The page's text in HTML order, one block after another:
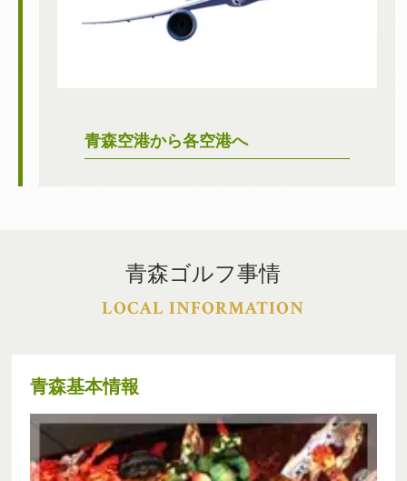
青森空港から各空港へ
青森ゴルフ事情
LOCAL INFORMATION
青森基本情報